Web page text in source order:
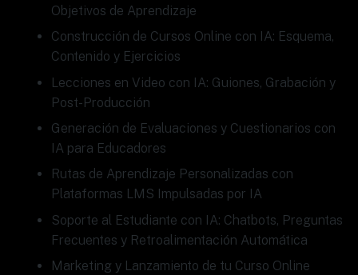
Objetivos de Aprendizaje
Construcción de Cursos Online con IA: Esquema,
Contenido y Ejercicios
Lecciones en Video con IA: Guiones, Grabación y
Post-Producción
Generación de Evaluaciones y Cuestionarios con
IA para Educadores
Rutas de Aprendizaje Personalizadas con
Plataformas LMS Impulsadas por IA
Soporte al Estudiante con IA: Chatbots, Preguntas
Frecuentes y Retroalimentación Automática
Marketing y Lanzamiento de tu Curso Online